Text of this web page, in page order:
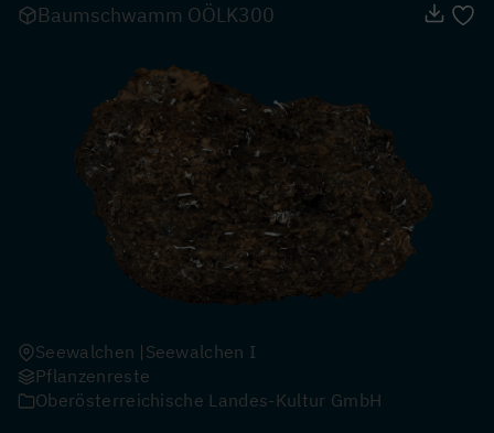
Baumschwamm OÖLK300
Seewalchen Seewalchen I
Pflanzenreste
Oberösterreichische Landes-Kultur GmbH